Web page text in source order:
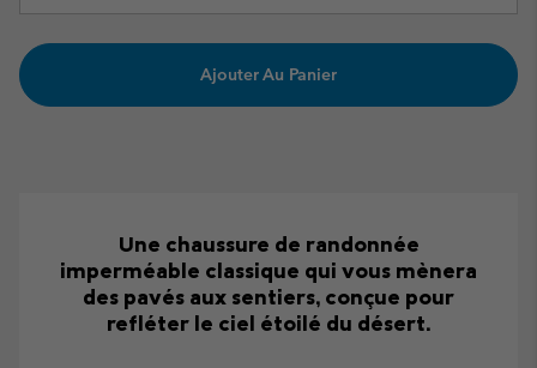
Ajouter Au Panier
Une chaussure de randonnée
imperméable classique qui vous mènera
des pavés aux sentiers, conçue pour
refléter le ciel étoilé du désert.